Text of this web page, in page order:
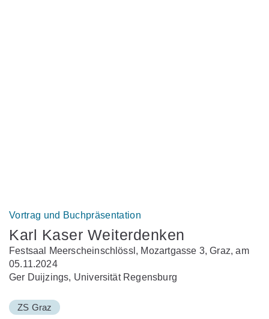
Vortrag und Buchpräsentation
Karl Kaser Weiterdenken
Festsaal Meerscheinschlössl, Mozartgasse 3, Graz, am
05.11.2024
Ger Duijzings, Universität Regensburg
ZS Graz